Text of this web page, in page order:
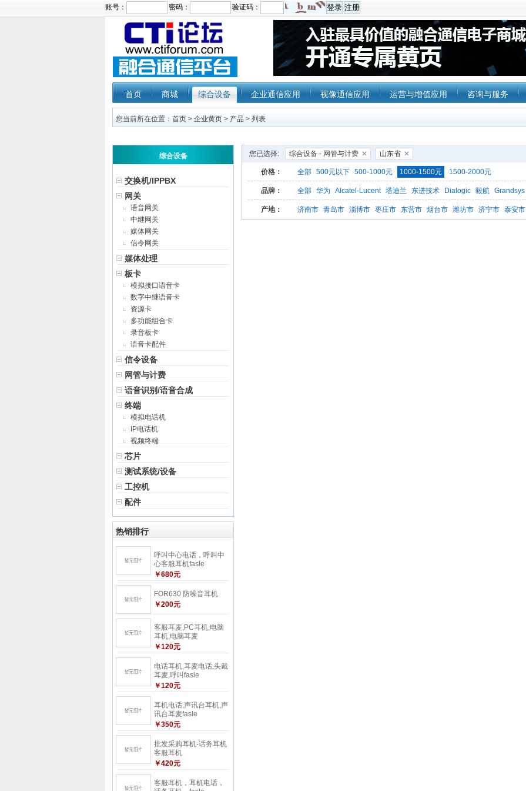
首页 商城 综合设备 企业通信应用 视像通信应用 运营与增值应用 咨询与服务
您当前所在位置： 首页 > 企业黄页 > 产品 > 列表
综合设备
交换机/IPPBX
网关
语音网关
中继网关
媒体网关
信令网关
媒体处理
板卡
模拟接口语音卡
数字中继语音卡
资源卡
多功能组合卡
录音板卡
语音卡配件
信令设备
网管与计费
语音识别/语音合成
终端
模拟电话机
IP电话机
视频终端
芯片
测试系统/设备
工控机
配件
热销排行
呼叫中心电话，呼叫中
心客服耳机fasle
￥680元
FOR630 防噪音耳机
￥200元
客服耳麦,PC耳机,电脑
耳机,电脑耳麦
￥120元
电话耳机,耳麦电话,头戴
耳麦,呼叫fasle
￥120元
耳机电话,声讯台耳机,声
讯台耳麦fasle
￥350元
批发采购耳机-话务耳机
客服耳机
￥420元
客服耳机，耳机电话，
您已选择: 综合设备 - 网管与计费 山东省
价格： 全部 500元以下 500-1000元 1000-1500元 1500-2000元
品牌： 全部 华为 Alcatel-Lucent 塔迪兰 东进技术 Dialogic 毅航 Grandsys
产地： 济南市 青岛市 淄博市 枣庄市 东营市 烟台市 潍坊市 济宁市 泰安市